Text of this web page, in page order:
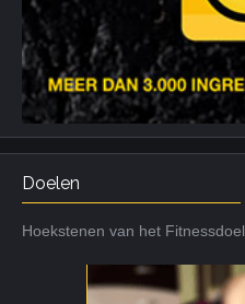
Doelen
Hoekstenen van het Fitnessdoel